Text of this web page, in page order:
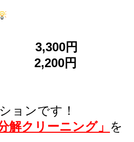
3,300円
2,200円
ョンです！
解クリーニング」 を